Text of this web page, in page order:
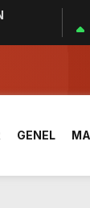
Girdi
Nazım
52.
GENEL